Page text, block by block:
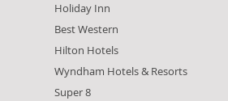
Holiday Inn
Best Western
Hilton Hotels
Wyndham Hotels & Resorts
Super 8